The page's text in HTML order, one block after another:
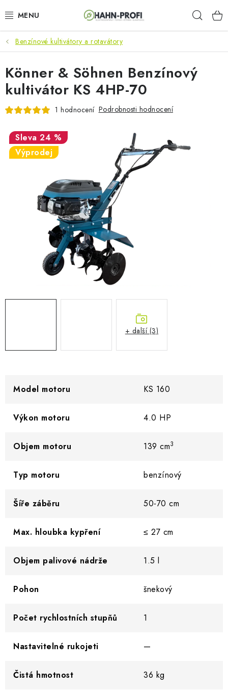
na
KLIMATIZACE
ELEKTROCENTRÁLY
ZAHRADNÍ TECHNIKA
AKU NÁŘADÍ
TOPIDLA
AKUMULAČNÍ KAMNA
ELEKTRICKÉ KRBY
Reklamace
Ochrana osobních údajů
Benzínové kultivátory a rotavátory
Model motoru KS 160
Výkon motoru 4.0 HP
Objem motoru 139 cm3
Typ motoru benzínový
Šíře záběru 50-70 cm
Max. hloubka kypření ≤ 27 cm
Objem palivové nádrže 1.5 l
Pohon šnekový
Počet rychlostních stupňů 1
Nastavitelné rukojeti —
Čistá hmotnost 36 kg
Könner & Söhnen Benzínový
kultivátor KS 4HP-70
1 hodnocení Podrobnosti hodnocení
24 %
Výprodej
+ další (3)